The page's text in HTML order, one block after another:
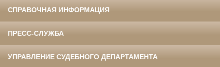
СПРАВОЧНАЯ ИНФОРМАЦИЯ
ПРЕСС-СЛУЖБА
УПРАВЛЕНИЕ СУДЕБНОГО ДЕПАРТАМЕНТА